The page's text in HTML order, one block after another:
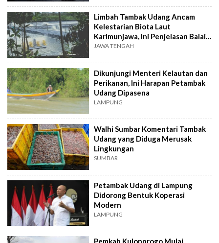
Limbah Tambak Udang Ancam
Kelestarian Biota Laut
Karimunjawa, Ini Penjelasan Balai
Konservasi
JAWA TENGAH
Dikunjungi Menteri Kelautan dan
Perikanan, Ini Harapan Petambak
Udang Dipasena
LAMPUNG
Walhi Sumbar Komentari Tambak
Udang yang Diduga Merusak
Lingkungan
SUMBAR
Petambak Udang di Lampung
Didorong Bentuk Koperasi
Modern
LAMPUNG
Pemkab Kulonprogo Mulai